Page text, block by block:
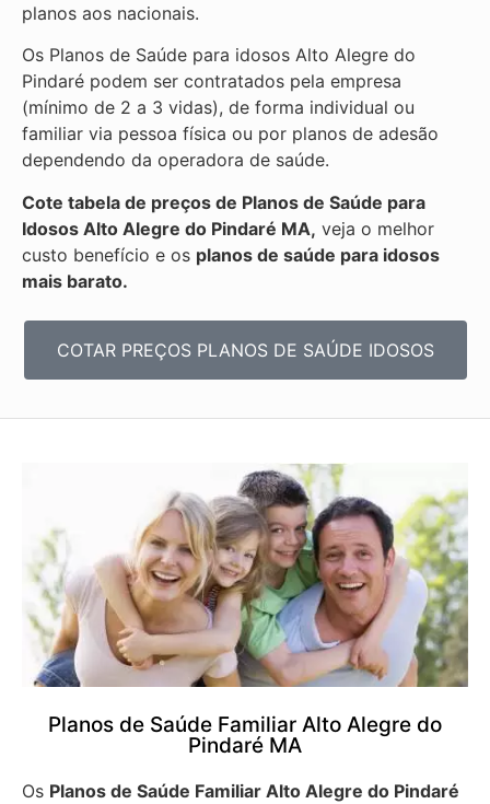
planos aos nacionais.
Os Planos de Saúde para idosos Alto Alegre do
Pindaré podem ser contratados pela empresa
(mínimo de 2 a 3 vidas), de forma individual ou
familiar via pessoa física ou por planos de adesão
dependendo da operadora de saúde.
Cote tabela de preços de Planos de Saúde para
Idosos Alto Alegre do Pindaré MA, veja o melhor
custo benefício e os planos de saúde para idosos
mais barato.
COTAR PREÇOS PLANOS DE SAÚDE IDOSOS
Planos de Saúde Familiar Alto Alegre do
Pindaré MA
Os Planos de Saúde Familiar Alto Alegre do Pindaré